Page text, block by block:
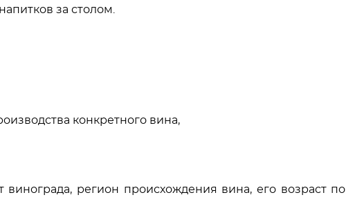
за столом.
конкретного вина,
винограда, регион происхождения вина, его возраст по